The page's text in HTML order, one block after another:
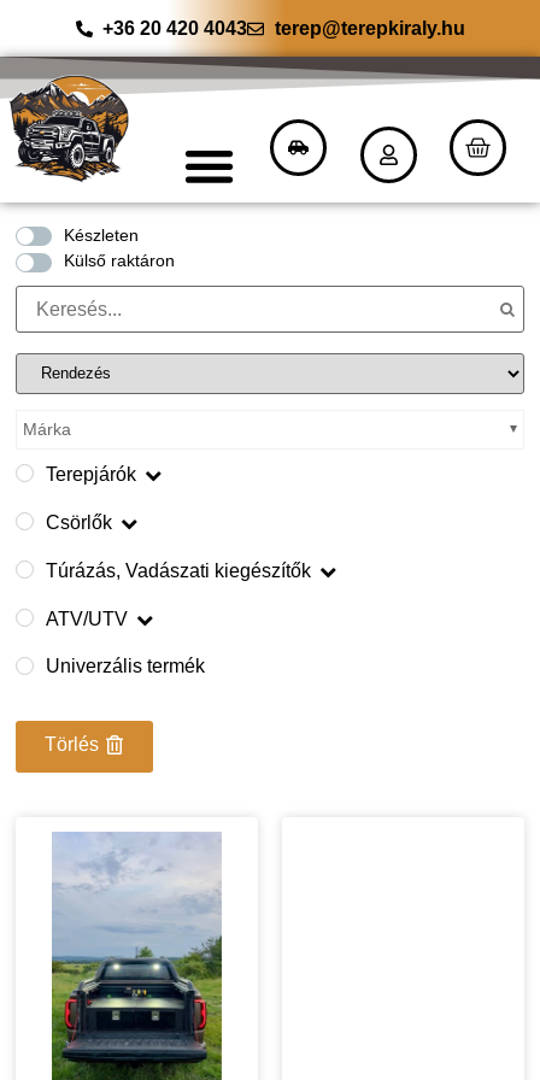
+36 20 420 4043 terep@terepkiraly.hu
Készleten
Külső raktáron
Márka
Terepjárók
Csörlők
Túrázás, Vadászati kiegészítők
ATV/UTV
Univerzális termék
Törlés